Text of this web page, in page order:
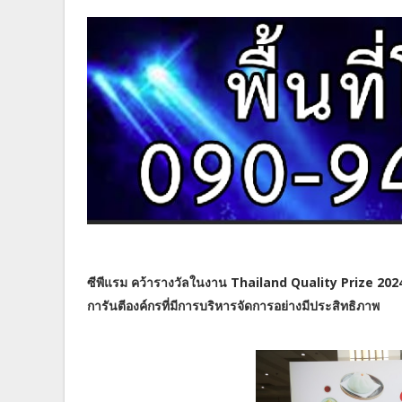
ซีพีแรม คว้ารางวัลในงาน Thailand Quality Prize
การันตีองค์กรที่มีการบริหารจัดการอย่างมีประสิทธิภาพ